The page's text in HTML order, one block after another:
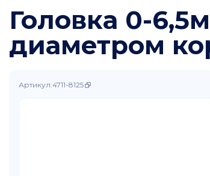
Головка 0-
диаметром
Артикул:4711-8125